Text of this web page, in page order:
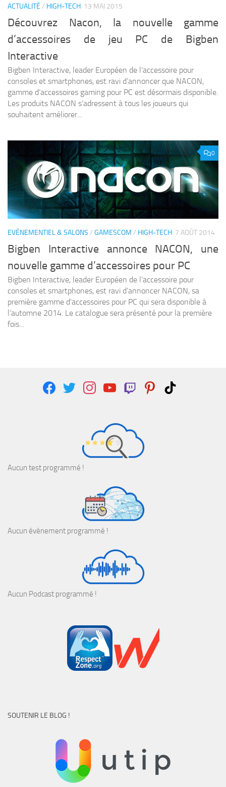
ACTUALITÉ / HIGH-TECH 13 MAI 2015
Découvrez Nacon, la nouvelle gamme
d’accessoires de jeu PC de Bigben
Interactive
Bigben Interactive, leader Européen de l’accessoire pour
consoles et smartphones, est ravi d’annoncer que NACON,
gamme d’accessoires gaming pour PC est désormais disponible.
Les produits NACON s’adressent à tous les joueurs qui
souhaitent améliorer...
0
EVÈNEMENTIEL & SALONS / GAMESCOM / HIGH-TECH 7 AOÛT 2014
Bigben Interactive annonce NACON, une
nouvelle gamme d’accessoires pour PC
Bigben Interactive, leader Européen de l’accessoire pour
consoles et smartphones, est ravi d’annoncer NACON, sa
première gamme d’accessoires pour PC qui sera disponible à
l’automne 2014. Le catalogue sera présenté pour la première
fois...
facebooktwitter instagramyoutubetwitch pinteresttiktok
Aucun test programmé !
Aucun évènement programmé !
Aucun Podcast programmé !
SOUTENIR LE BLOG !